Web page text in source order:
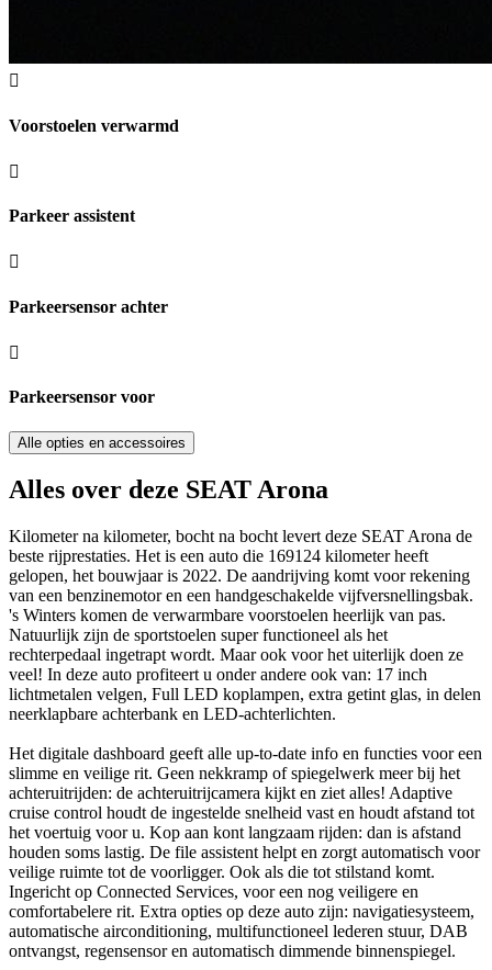
Voorstoelen verwarmd
Parkeer assistent
Parkeersensor achter
Parkeersensor voor
Alle opties en accessoires
Alles over deze SEAT Arona
Kilometer na kilometer, bocht na bocht levert deze SEAT Arona de
beste rijprestaties. Het is een auto die 169124 kilometer heeft
gelopen, het bouwjaar is 2022. De aandrijving komt voor rekening
van een benzinemotor en een handgeschakelde vijfversnellingsbak.
's Winters komen de verwarmbare voorstoelen heerlijk van pas.
Natuurlijk zijn de sportstoelen super functioneel als het
rechterpedaal ingetrapt wordt. Maar ook voor het uiterlijk doen ze
veel! In deze auto profiteert u onder andere ook van: 17 inch
lichtmetalen velgen, Full LED koplampen, extra getint glas, in delen
neerklapbare achterbank en LED-achterlichten.
Het digitale dashboard geeft alle up-to-date info en functies voor een
slimme en veilige rit. Geen nekkramp of spiegelwerk meer bij het
achteruitrijden: de achteruitrijcamera kijkt en ziet alles! Adaptive
cruise control houdt de ingestelde snelheid vast en houdt afstand tot
het voertuig voor u. Kop aan kont langzaam rijden: dan is afstand
houden soms lastig. De file assistent helpt en zorgt automatisch voor
veilige ruimte tot de voorligger. Ook als die tot stilstand komt.
Ingericht op Connected Services, voor een nog veiligere en
comfortabelere rit. Extra opties op deze auto zijn: navigatiesysteem,
automatische airconditioning, multifunctioneel lederen stuur, DAB
ontvangst, regensensor en automatisch dimmende binnenspiegel.